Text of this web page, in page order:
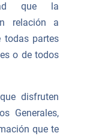
que la
relación a
todas partes
o de todos
disfruten
Generales,
que te